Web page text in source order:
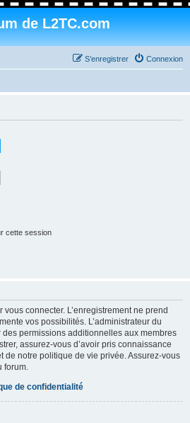
de L2TC.com
Connexion
S’enregistrer
cette session
connecter. L’enregistrement ne prend
vos possibilités. L’administrateur du
permissions additionnelles aux membres
assurez-vous d’avoir pris connaissance
de notre politique de vie privée. Assurez-vous
forum.
de confidentialité